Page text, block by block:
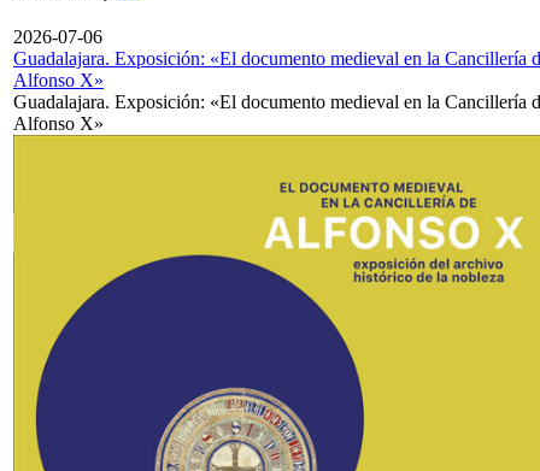
2026-07-06
Guadalajara. Exposición: «El documento medieval en la Cancillería
Alfonso X»
Guadalajara. Exposición: «El documento medieval en la Cancillería
Alfonso X»